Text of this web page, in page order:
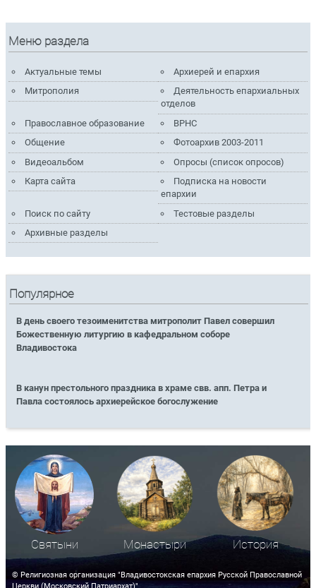
Меню раздела
Актуальные темы
Архиерей и епархия
Митрополия
Деятельность епархиальных
отделов
Православное образование
ВРНС
Общение
Фотоархив 2003-2011
Видеоальбом
Опросы (список опросов)
Карта сайта
Подписка на новости
епархии
Поиск по сайту
Тестовые разделы
Архивные разделы
Популярное
В день своего тезоименитства митрополит Павел совершил
Божественную литургию в кафедральном соборе
Владивостока
В канун престольного праздника в храме свв. апп. Петра и
Павла состоялось архиерейское богослужение
Святыни Монастыри История
© Религиозная организация "Владивостокская епархия Русской Православной